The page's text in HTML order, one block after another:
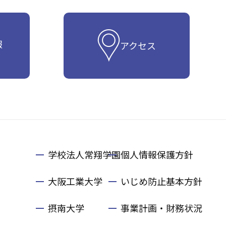
アクセス
学校法人常翔学園
大阪工業大学
摂南大学
個人情報保護方針
いじめ防止基本方針
事業計画・財務状況